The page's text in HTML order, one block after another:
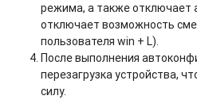
режима, а также отключает
отключает возможность
пользователя win + L).
После выполнения
перезагрузка устройства,
силу.